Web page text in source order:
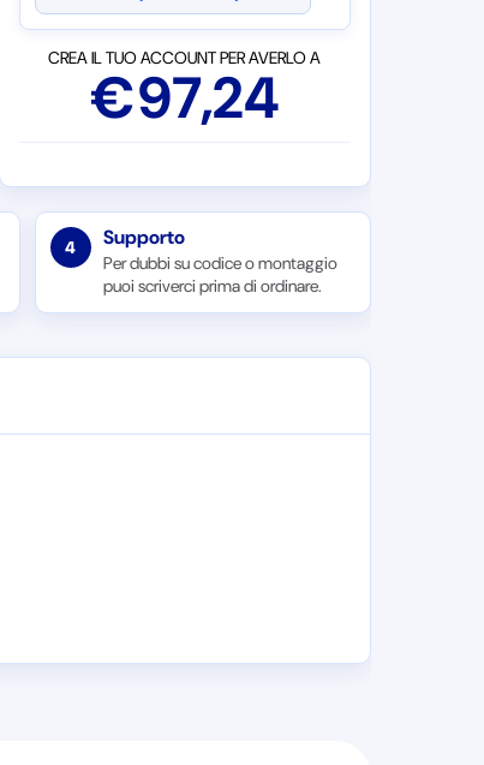
CREA IL TUO ACCOUNT PER AVERLO A
€97,24
4 Supporto
Per dubbi su codice o montaggio
puoi scriverci prima di ordinare.